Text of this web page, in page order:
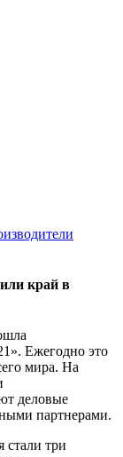
край в
Ежегодно это
мира. На
деловые
партнерами.
стали три